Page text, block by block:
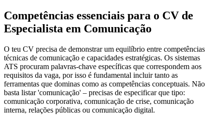
Competências essenciais para o CV de
Especialista em Comunicação
O teu CV precisa de demonstrar um equilíbrio entre competências
técnicas de comunicação e capacidades estratégicas. Os sistemas
ATS procuram palavras-chave específicas que correspondem aos
requisitos da vaga, por isso é fundamental incluir tanto as
ferramentas que dominas como as competências conceptuais. Não
basta listar 'comunicação' – precisas de especificar que tipo:
comunicação corporativa, comunicação de crise, comunicação
interna, relações públicas ou comunicação digital.